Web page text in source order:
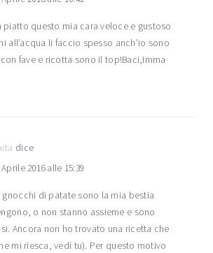
piatto questo mia cara veloce e gustoso
all’acqua li faccio spesso anch’io sono
fave e ricotta sono il top!Baci,Imma
dice
Aprile 2016 alle 15:39
gnocchi di patate sono la mia bestia
o non stanno assieme e sono
Ancora non ho trovato una ricetta che
mi riesca, vedi tu). Per questo motivo